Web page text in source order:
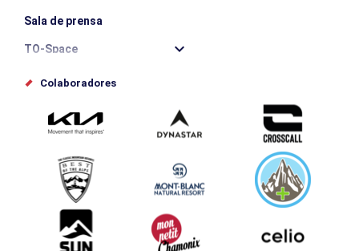
Sala de prensa
TO-Space
Offices de tourisme
Envíe su evento
Service groupes et séminaires
Descargar
Turismo y discapacidad
Colaboradores